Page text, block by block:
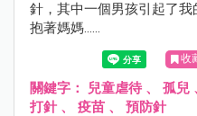
針，其中一個男孩引起了
抱著媽媽......
收
關鍵字： 兒童虐待 、 孤兒
打針 、 疫苗 、 預防針